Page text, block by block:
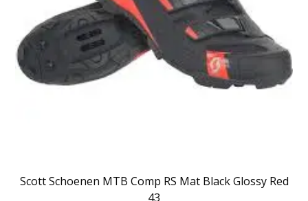
Scott Schoenen MTB Comp RS Mat Black Glossy Red
43